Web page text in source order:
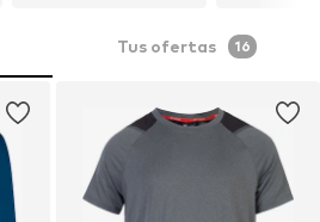
Tus ofertas 16